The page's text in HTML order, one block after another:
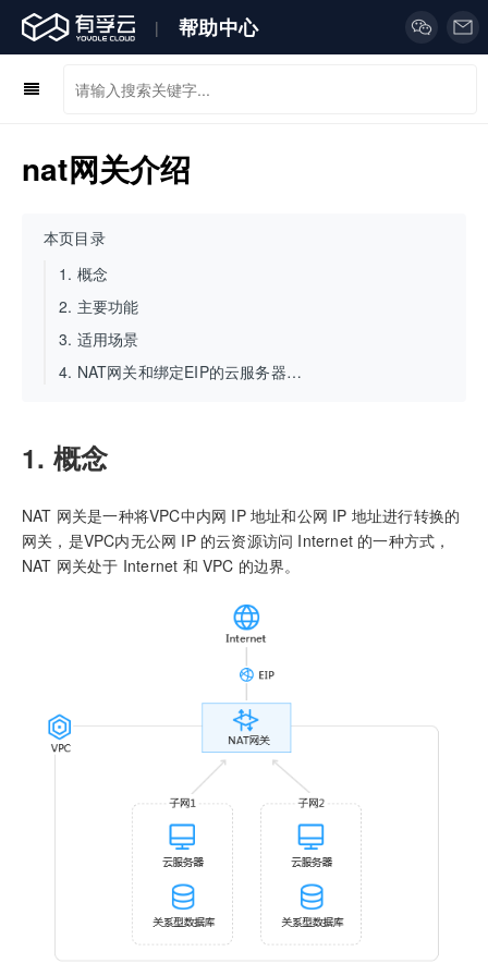
| 帮助中心
nat网关介绍
1. 概念
NAT 网关是一种将VPC中内网 IP 地址和公网 IP 地址进行转换的
网关，是VPC内无公网 IP 的云资源访问 Internet 的一种方式，
NAT 网关处于 Internet 和 VPC 的边界。
本页目录
1. 概念
2. 主要功能
3. 适用场景
4. NAT网关和绑定EIP的云服务器的区别